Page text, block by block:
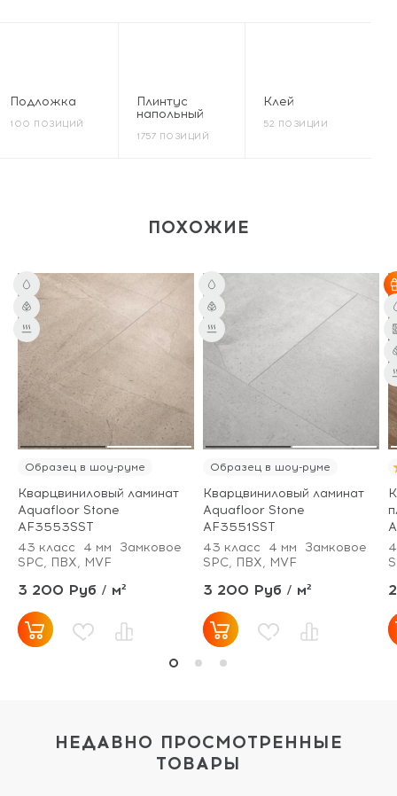
Подложка
100 ПОЗИЦИЙ
Плинтус
напольный
1757 ПОЗИЦИЙ
Клей
52 ПОЗИЦИИ
ПОХОЖИЕ
Образец в шоу-руме
Кварцвиниловый ламинат
Aquafloor Stone
AF3553SST
43 класс
4 мм
Замковое
SPC, ПВХ, MVF
3 200 Руб / м²
Образец в шоу-руме
Кварцвиниловый ламинат
Aquafloor Stone
AF3551SST
43 класс
4 мм
Замковое
SPC, ПВХ, MVF
3 200 Руб / м²
НЕДАВНО ПРОСМОТРЕННЫЕ
ТОВАРЫ